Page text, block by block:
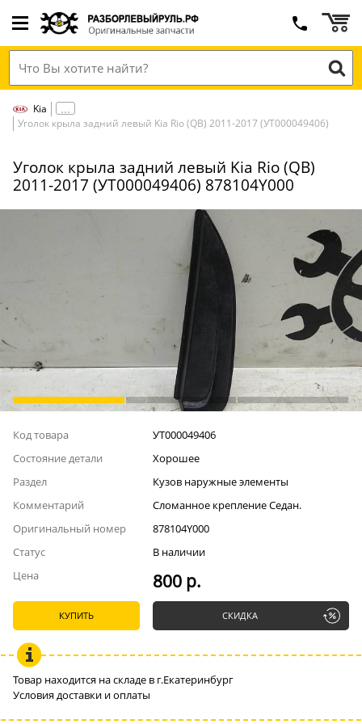
Kia
Уголок крыла задний левый Kia Rio (QB) 2011-2017 (УТ000049406)
Уголок крыла задний левый Kia Rio (QB)
2011-2017 (УТ000049406) 878104Y000
Код товара
УТ000049406
Состояние детали
Хорошее
Раздел
Кузов наружные элементы
Комментарий
Сломанное крепление Седан.
Оригинальный номер
878104Y000
Статус
В наличии
Цена
800 р.
КУПИТЬ СКИДКА
Товар находится на складе в г.Екатеринбург
Условия доставки и оплаты